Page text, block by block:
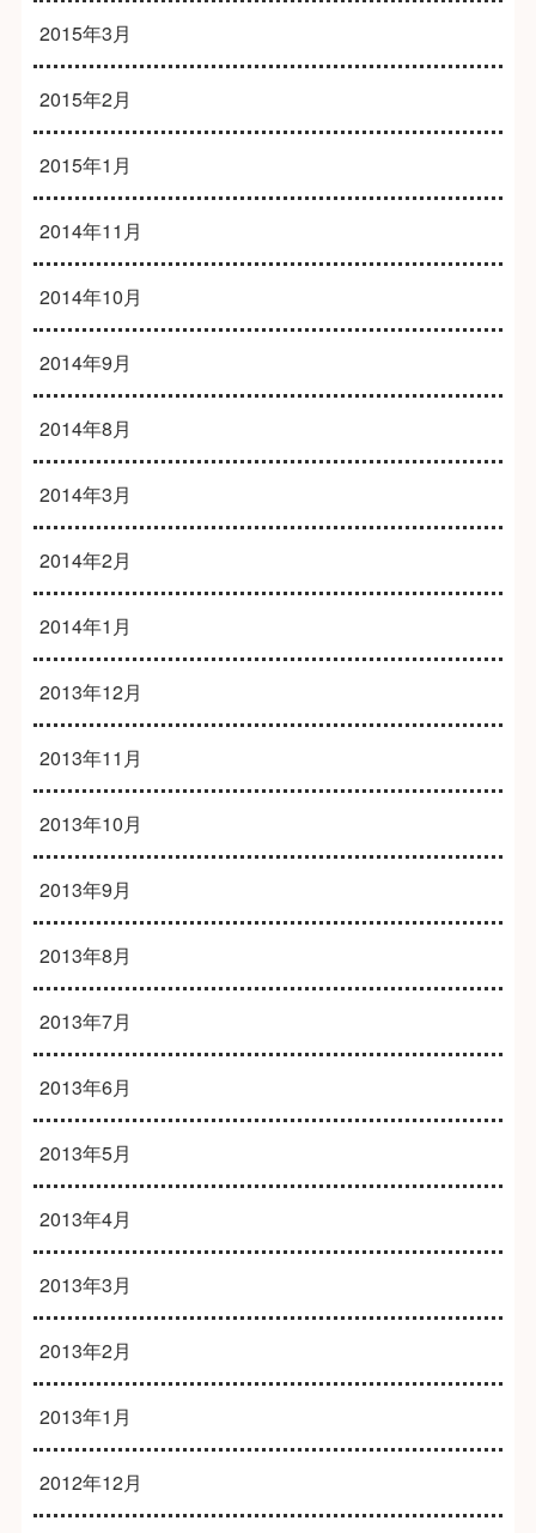
2015年3月
2015年2月
2015年1月
2014年11月
2014年10月
2014年9月
2014年8月
2014年3月
2014年2月
2014年1月
2013年12月
2013年11月
2013年10月
2013年9月
2013年8月
2013年7月
2013年6月
2013年5月
2013年4月
2013年3月
2013年2月
2013年1月
2012年12月